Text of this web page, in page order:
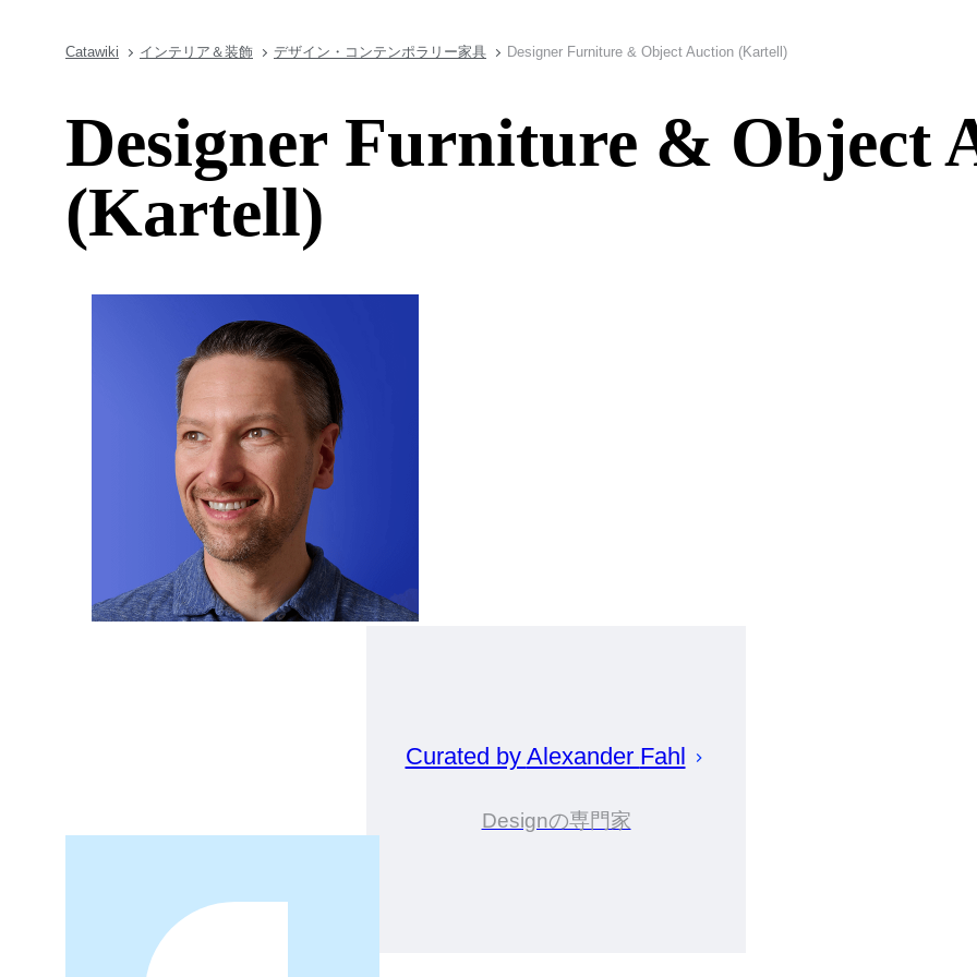
Catawiki インテリア＆装飾 デザイン・コンテンポラリー家具 Designer Furniture & Object Auction (Kartell)
Designer Furniture & Object
(Kartell)
Curated by Alexander Fahl
Designの専門家